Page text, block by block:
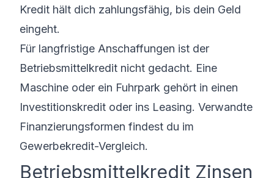
Kredit hält dich zahlungsfähig, bis dein Geld
eingeht.
Für langfristige Anschaffungen ist der
Betriebsmittelkredit nicht gedacht. Eine
Maschine oder ein Fuhrpark gehört in einen
Investitionskredit oder ins Leasing. Verwandte
Finanzierungsformen findest du im
Gewerbekredit-Vergleich.
Betriebsmittelkredit Zinsen